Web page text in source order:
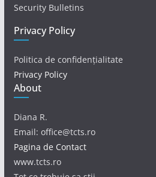
Security Bulletins
Privacy Policy
Politica de confidențialitate
Privacy Policy
About
Diana R.
Email: office@tcts.ro
Pagina de Contact
www.tcts.ro